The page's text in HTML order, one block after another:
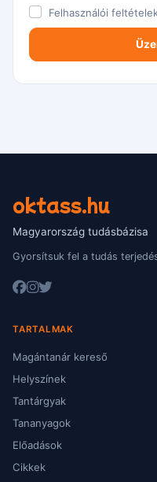
Felhasználói
oktass.hu
Magyarország tudásbázisa
Gyorsítsuk fel a tudás
TARTALMAK
Magántanár kereső
Helyszínek
Tantárgyak
Tananyagok
Előadások
Cikkek